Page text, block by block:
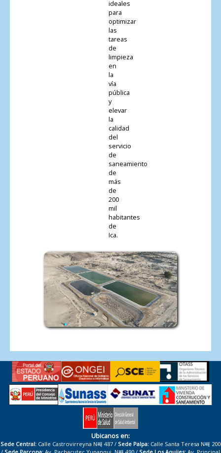
ideales
para
optimizar
las
tareas
de
limpieza
en
la
vía
pública
y
elevar
la
calidad
del
servicio
de
saneamiento
de
más
de
200
mil
habitantes
de
Ica.
Ubicanos en:
Sede Central: Calle Castrovirreyna N째 487 / Sede Palpa: Calle Santa Teresa N째 200